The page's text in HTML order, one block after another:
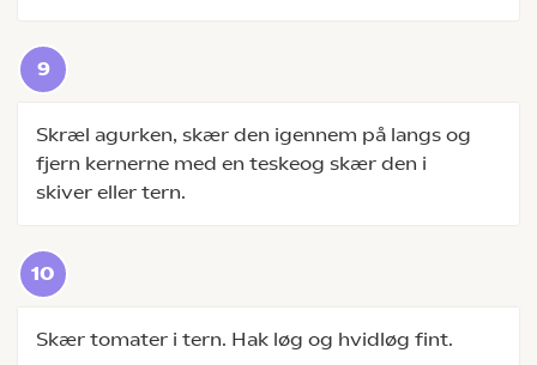
Skræl agurken, skær den igennem på langs og
fjern kernerne med en teskeog skær den i
skiver eller tern.
Skær tomater i tern. Hak løg og hvidløg fint.